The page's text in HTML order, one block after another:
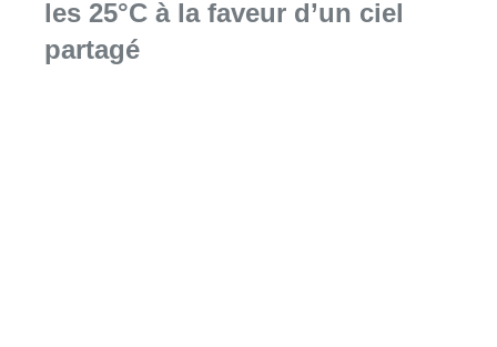
les 25°C à la faveur d’un ciel
partagé